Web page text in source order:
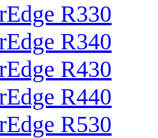
R330
R340
R430
R440
R530